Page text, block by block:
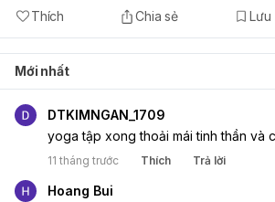
Thích Chia sẻ Lưu
Mới nhất
DTKIMNGAN_1709
yoga tập xong thoải mái tinh thần và
11 tháng trước Thích Trả lời
Hoang Bui